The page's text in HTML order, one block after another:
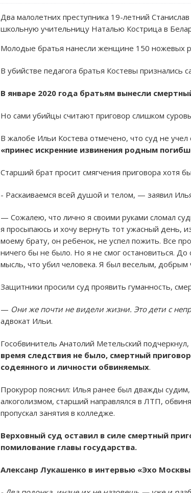
Два малолетних преступника 19-летний
школьную учительницу Наталью Кострица в
Молодые братья нанесли женщине 150 ножевых
В убийстве педагога братья Костевы
В январе 2020 года братьям вынесли
Но сами убийцы считают приговор слишком
В жалобе Ильи Костева отмечено, что суд не
«принес искренние извинения родным
Старший брат просит смягчения приговора хотя
- Раскаиваемся всей душой и телом, — заявил
— Сожалею, что лично я своими руками сломал
я просыпаюсь и хочу вернуть тот ужасный день,
моему брату, он ребенок, не успел пожить. Все
ничего бы не было. Но я не смог остановиться.
мысль, что убил человека. Я был веселым,
Защитники просили суд проявить гуманность,
— Они же почти не видели жизни. Это дети с
адвокат Ильи.
Гособвинитель Анатолий Метельский подчеркнул,
время следствия не было, смертный
содеянного и личности обвиняемых.
Прокурор пояснил: Илья ранее был дважды
алкоголизмом, старший направлялся в ЛТП,
пропускал занятия в колледже.
Верховный суд оставил в силе смертный
помилование главы государства.
Алексанр Лукашенко в интервью «Эхо